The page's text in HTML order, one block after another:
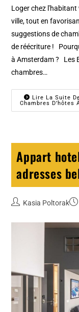
Loger chez
ville, tout en
suggestions de
de réécriture !
à Amsterdam ? Les
chambres…
Lire La Suite
Chambres D’hôtes
Appart
adresses
Kasia Poltorak